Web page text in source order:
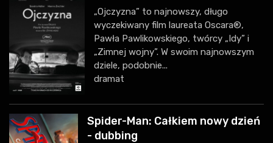
„Ojczyzna” to najnowszy, długo
wyczekiwany film laureata Oscara®,
Pawła Pawlikowskiego, twórcy „Idy” i
„Zimnej wojny”. W swoim najnowszym
dziele, podobnie...
dramat
Spider-Man: Całkiem nowy dzień
- dubbing